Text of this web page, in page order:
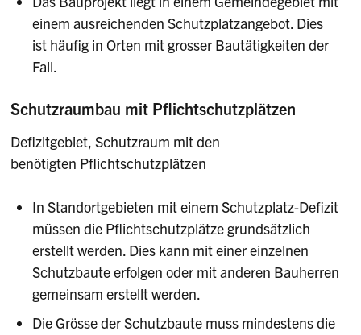
einem ausreichenden Schutzplatzangebot. Dies
ist häufig in Orten mit grosser Bautätigkeiten der
Fall.
Schutzraumbau mit Pflichtschutzplätzen
Defizitgebiet, Schutzraum mit den
benötigten Pflichtschutzplätzen
In Standortgebieten mit einem Schutzplatz-Defizit
müssen die Pflichtschutzplätze grundsätzlich
erstellt werden. Dies kann mit einer einzelnen
Schutzbaute erfolgen oder mit anderen Bauherren
gemeinsam erstellt werden.
Die Grösse der Schutzbaute muss mindestens die